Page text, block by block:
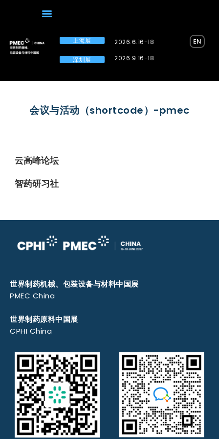
上海展
深圳展
2026.6.16-18
2026.9.16-18
EN
会议与活动（shortcode）-pmec
云高峰论坛
智药研习社
世界制药机械、包装设备与材料中国展
PMEC China
世界制药原料中国展
CPHI China